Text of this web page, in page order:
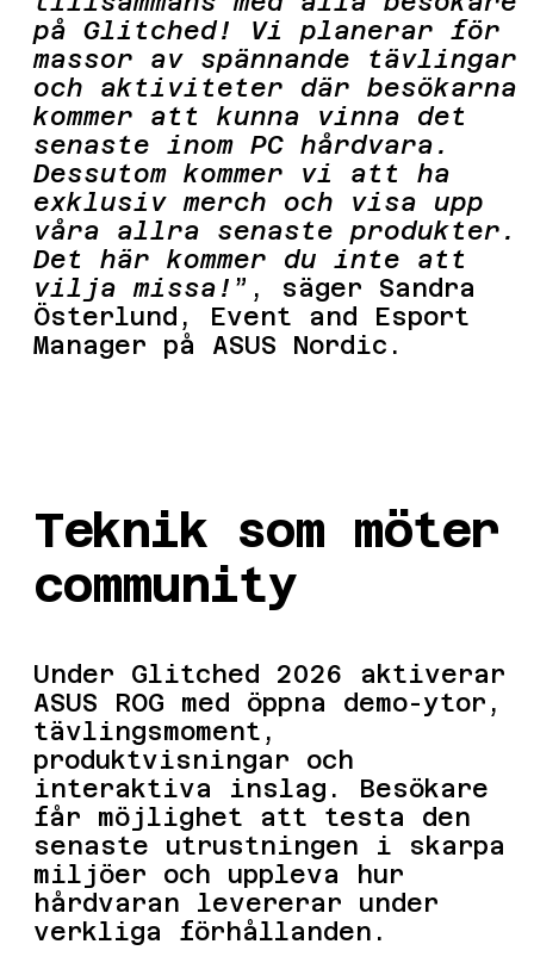
på Glitched! Vi planerar för
massor av spännande tävlingar
och aktiviteter där besökarna
kommer att kunna vinna det
senaste inom PC hårdvara.
Dessutom kommer vi att ha
exklusiv merch och visa upp
våra allra senaste produkter.
Det här kommer du inte att
vilja missa! ”, säger Sandra
Österlund, Event and Esport
Manager på ASUS Nordic.
Teknik som möter
community
Under Glitched 2026 aktiverar
ASUS ROG med öppna demo-ytor,
tävlingsmoment,
produktvisningar och
interaktiva inslag. Besökare
får möjlighet att testa den
senaste utrustningen i skarpa
miljöer och uppleva hur
hårdvaran levererar under
verkliga förhållanden.